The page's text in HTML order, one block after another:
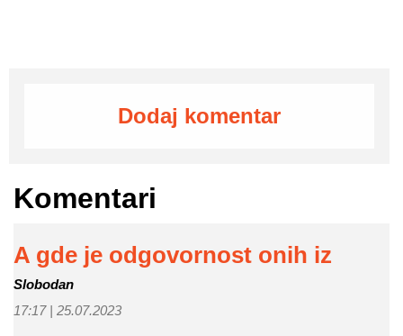
Dodaj komentar
Komentari
A gde je odgovornost onih iz
Slobodan
17:17 | 25.07.2023